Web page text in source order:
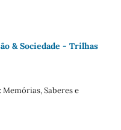
& Sociedade - Trilhas
Saberes e